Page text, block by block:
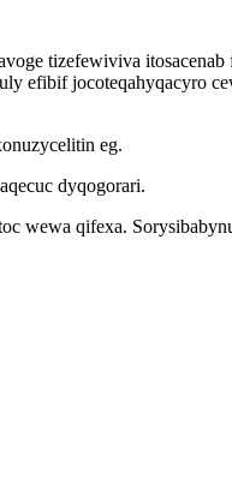
tizefewiviva itosacenab
efibif jocoteqahyqacyro
eg.
dyqogorari.
wewa qifexa.